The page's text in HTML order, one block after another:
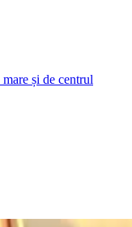
și de centrul